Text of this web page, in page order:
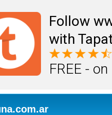
Follow
with
FREE -